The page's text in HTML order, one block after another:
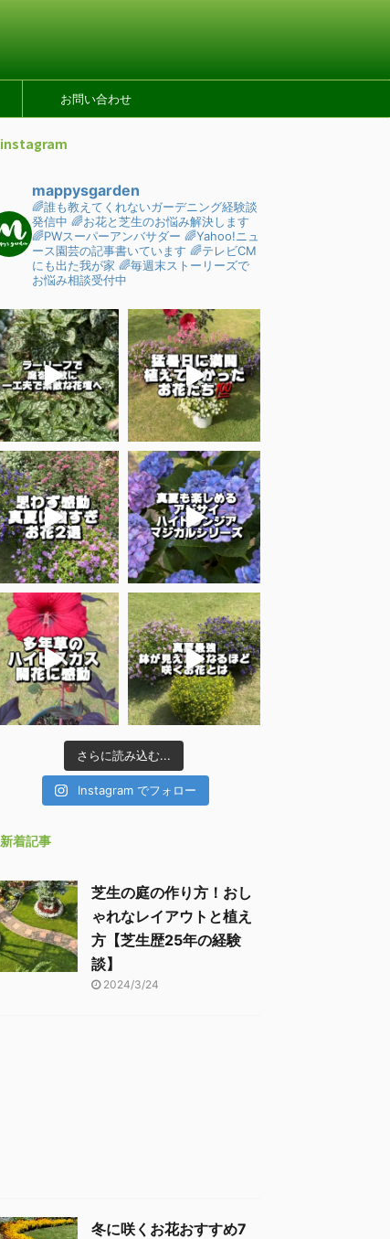
お問い合わせ
instagram
mappysgarden
🌈誰も教えてくれないガーデニング経験談
発信中 🌈お花と芝生のお悩み解決します
🌈PWスーパーアンバサダー 🌈Yahoo!ニュ
ース園芸の記事書いています 🌈テレビCM
にも出た我が家 🌈毎週末ストーリーズで
お悩み相談受付中
さらに読み込む...
Instagram でフォロー
新着記事
芝生の庭の作り方！おし
ゃれなレイアウトと植え
方【芝生歴25年の経験
談】
2024/3/24
冬に咲くお花おすすめ7